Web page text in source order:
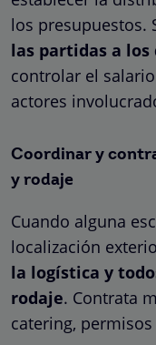
los presupuestos.
las partidas a
controlar el
actores
Coordinar y
y rodaje
Cuando alguna
localización
la logística y
rodaje. Contrata
catering,